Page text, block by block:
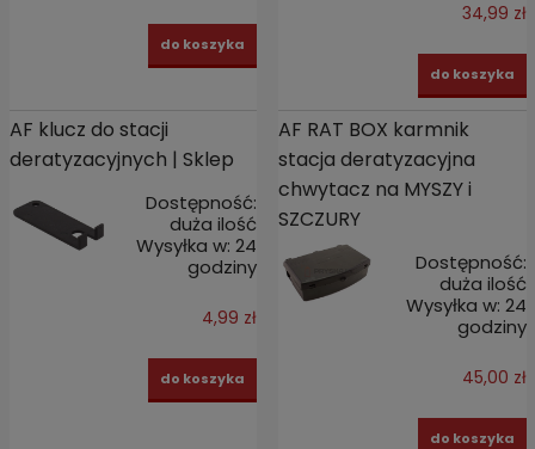
do koszyka
34,99 zł
do koszyka
AF klucz do stacji
deratyzacyjnych | Sklep
Dostępność:
duża ilość
Wysyłka w: 24
godziny
4,99 zł
do koszyka
AF RAT BOX karmnik
stacja deratyzacyjna
chwytacz na MYSZY i
SZCZURY
Dostępność:
duża ilość
Wysyłka w: 24
godziny
45,00 zł
do koszyka